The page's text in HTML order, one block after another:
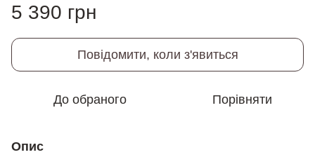
5 390 грн
Повідомити, коли з'явиться
До обраного Порівняти
Опис